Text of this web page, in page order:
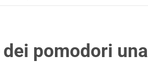
pomodori una